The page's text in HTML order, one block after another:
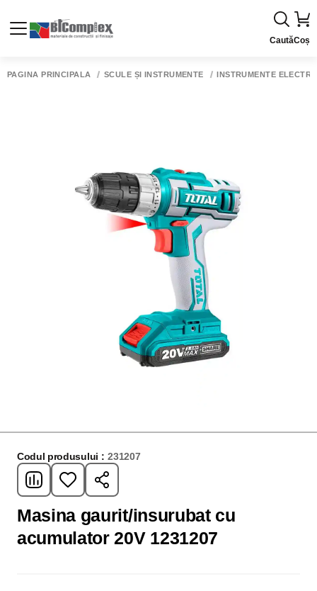
CautăCoș
PAGINA PRINCIPALĂ SCULE ȘI INSTRUMENTE INSTRUMENTE
Codul produsului : 231207
Masina gaurit/insurubat cu
acumulator 20V 1231207